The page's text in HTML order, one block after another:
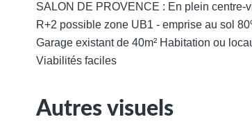
SALON DE PROVENCE : En plein centre-
R+2 possible zone UB1 - emprise au sol
Garage existant de 40m² Habitation ou
Viabilités faciles
Autres visuels